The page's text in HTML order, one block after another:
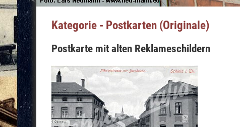
Kategorie - Postkarten (Originale)
Postkarte mit alten Reklameschildern